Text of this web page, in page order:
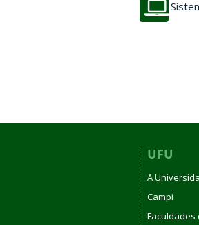
UFU
A
Campi
Faculdades